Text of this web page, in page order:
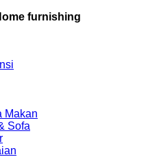
terbaru
meja
furnishing
Makan
Sofa